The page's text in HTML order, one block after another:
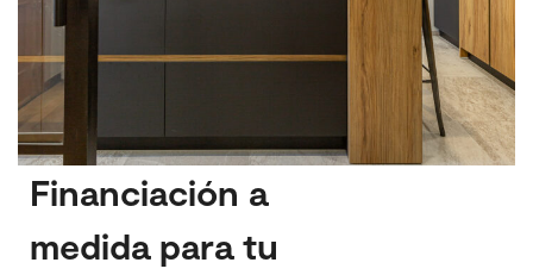
Financiación a
medida para tu